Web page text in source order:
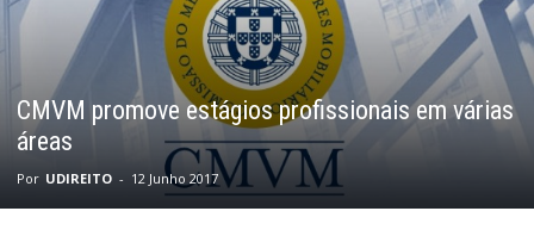
CMVM promove estágios profissionais em várias
áreas
Por UDIREITO - 12 Junho 2017